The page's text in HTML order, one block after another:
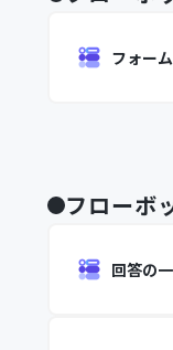
フォー
フローボ
回答の